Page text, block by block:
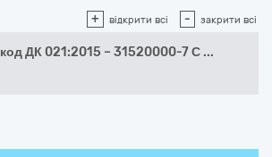
+ відкрити всі - закрити всі
код ДК 021:2015 – 31520000-7 С ...